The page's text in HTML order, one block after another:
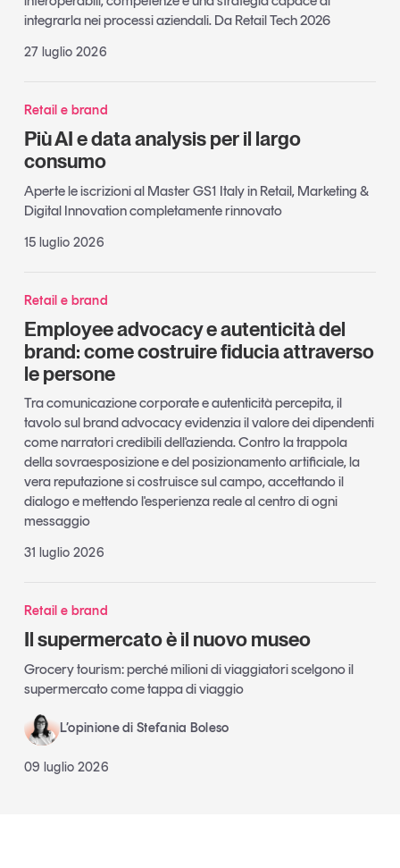
integrarla nei processi aziendali. Da Retail Tech 2026
27 luglio 2026
Retail e brand
Più AI e data analysis per il largo
consumo
Aperte le iscrizioni al Master GS1 Italy in Retail, Marketing &
Digital Innovation completamente rinnovato
15 luglio 2026
Retail e brand
Employee advocacy e autenticità del
brand: come costruire fiducia attraverso
le persone
Tra comunicazione corporate e autenticità percepita, il
tavolo sul brand advocacy evidenzia il valore dei dipendenti
come narratori credibili dell'azienda. Contro la trappola
della sovraesposizione e del posizionamento artificiale, la
vera reputazione si costruisce sul campo, accettando il
dialogo e mettendo l'esperienza reale al centro di ogni
messaggio
31 luglio 2026
Retail e brand
Il supermercato è il nuovo museo
Grocery tourism: perché milioni di viaggiatori scelgono il
supermercato come tappa di viaggio
L’opinione di Stefania Boleso
09 luglio 2026